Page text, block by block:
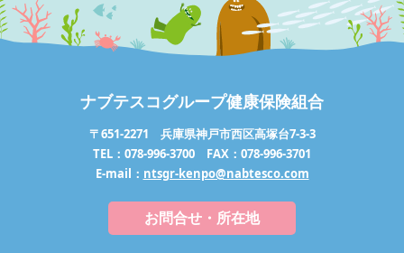
ナブテスコグループ健康保険組合
〒651-2271 兵庫県神戸市西区高塚台7-3-3
TEL：078-996-3700 FAX：078-996-3701
E-mail： ntsgr-kenpo@nabtesco.com
お問合せ・所在地